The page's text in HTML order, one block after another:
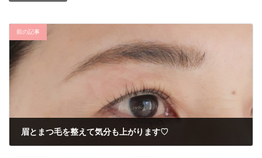
前の記事
眉とまつ毛を整えて気分も上がります♡